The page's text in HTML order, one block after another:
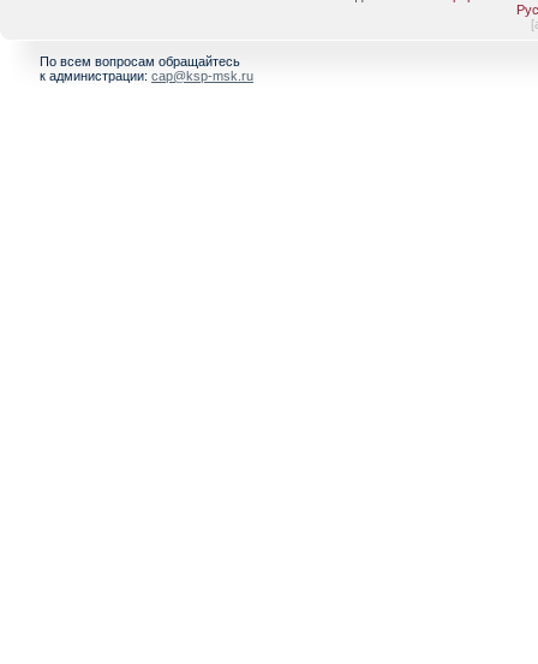
[
По всем вопросам обращайтесь
к администрации: cap@ksp-msk.ru